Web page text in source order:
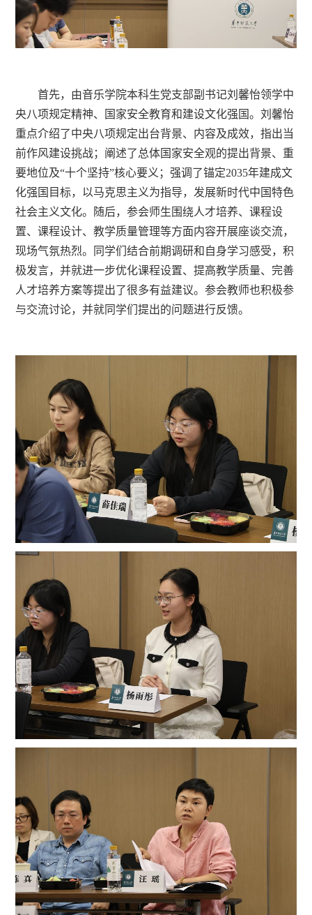
首先，由音乐学院本科生党支部副书记刘馨怡领学中
央八项规定精神、国家安全教育和建设文化强国。刘馨怡
重点介绍了中央八项规定出台背景、内容及成效，指出当
前作风建设挑战；阐述了总体国家安全观的提出背景、重
要地位及“十个坚持”核心要义；强调了锚定2035年建成文
化强国目标，以马克思主义为指导，发展新时代中国特色
社会主义文化。随后，参会师生围绕人才培养、课程设
置、课程设计、教学质量管理等方面内容开展座谈交流，
现场气氛热烈。同学们结合前期调研和自身学习感受，积
极发言，并就进一步优化课程设置、提高教学质量、完善
人才培养方案等提出了很多有益建议。参会教师也积极参
与交流讨论，并就同学们提出的问题进行反馈。